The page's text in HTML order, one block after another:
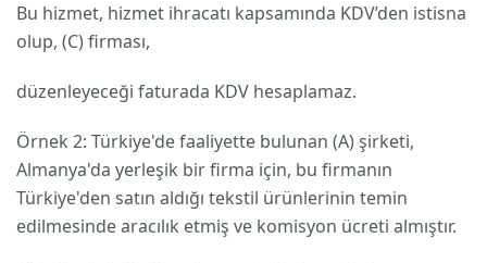
Bu hizmet, hizmet ihracatı kapsamında KDV’den istisna
olup, (C) firması,
düzenleyeceği faturada KDV hesaplamaz.
Örnek 2: Türkiye'de faaliyette bulunan (A) şirketi,
Almanya'da yerleşik bir firma için, bu firmanın
Türkiye'den satın aldığı tekstil ürünlerinin temin
edilmesinde aracılık etmiş ve komisyon ücreti almıştır.